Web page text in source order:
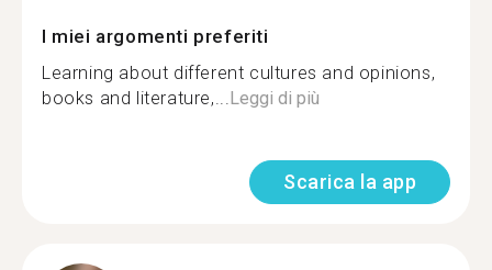
I miei argomenti preferiti
Learning about different cultures and opinions,
books and literature,...Leggi di più
Scarica la app